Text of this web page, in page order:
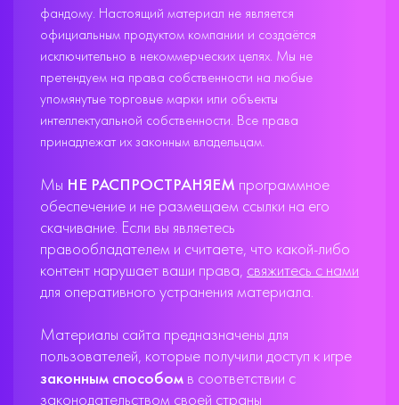
фандому. Настоящий материал не является
официальным продуктом компании и создаётся
исключительно в некоммерческих целях. Мы не
претендуем на права собственности на любые
упомянутые торговые марки или объекты
интеллектуальной собственности. Все права
принадлежат их законным владельцам.
Мы НЕ РАСПРОСТРАНЯЕМ программное
обеспечение и не размещаем ссылки на его
скачивание. Если вы являетесь
правообладателем и считаете, что какой-либо
контент нарушает ваши права, свяжитесь с нами
для оперативного устранения материала.
Материалы сайта предназначены для
пользователей, которые получили доступ к игре
законным способом в соответствии с
законодательством своей страны